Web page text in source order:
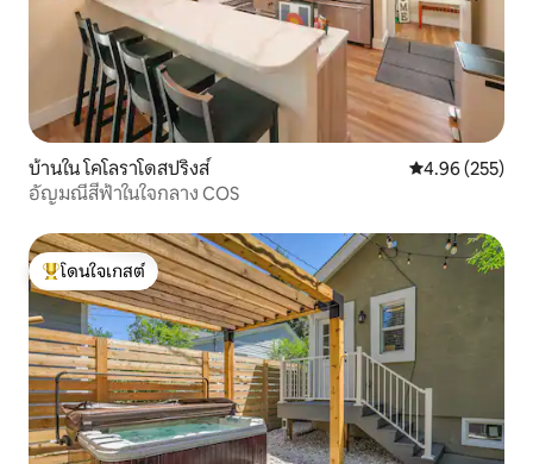
บ้านใน โคโลราโดสปริงส์ คะแนนเฉลี่ย
4.96 (255)
อัญมณีสีฟ้าในใจกลาง COS
โดนใจเกสต์ที่สุด
โดนใจเกสต์